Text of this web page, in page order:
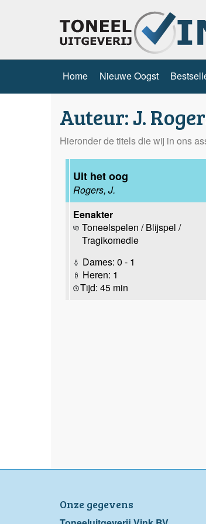
Home Nieuwe Oogst
Auteur: J.
Hieronder de titels die wij in ons
Uit het oog
Rogers, J.
Eenakter
Toneelspelen / Blijspel /
Tragikomedie
Dames: 0 - 1
Heren: 1
Tijd: 45 min
Onze gegevens